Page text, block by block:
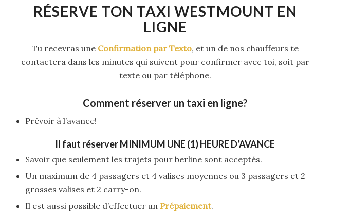
RÉSERVE TON TAXI WESTMOUNT EN
LIGNE
Tu recevras une Confirmation par Texto, et un de nos chauffeurs te
contactera dans les minutes qui suivent pour confirmer avec toi, soit par
texte ou par téléphone.
Comment réserver un taxi en ligne?
Prévoir à l’avance!
Il faut réserverMINIMUM UNE (1) HEURE D’AVANCE
Savoir que seulement les trajets pour berline sont acceptés.
Un maximum de 4 passagers et 4 valises moyennes ou 3 passagers et 2
grosses valises et 2 carry-on.
Il est aussi possible d’effectuer un Prépaiement.